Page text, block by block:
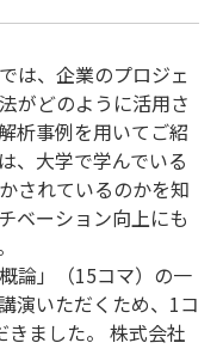
は、企業のプロジェ
がどのように活用さ
析事例を用いてご紹
、大学で学んでいる
されているのかを知
ベーション向上にも
論」（15コマ）の一
演いただくため、1コ
ました。 株式会社